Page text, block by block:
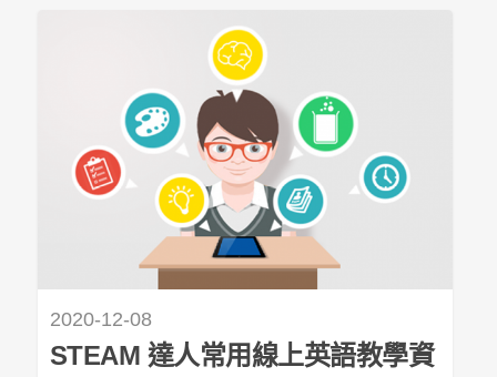
2020-12-08
STEAM 達人常用線上英語教學資